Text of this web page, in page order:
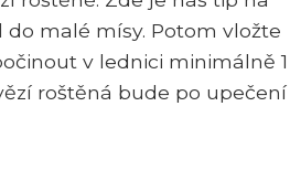
malé mísy. Potom vložte
v lednici minimálně 1
roštěná bude po upečení